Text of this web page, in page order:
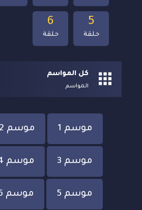
6
حلقة
5
حلقة
كل المواسم
المواسم
موسم 1 موسم 2
موسم 3 موسم 4
موسم 5 موسم 6